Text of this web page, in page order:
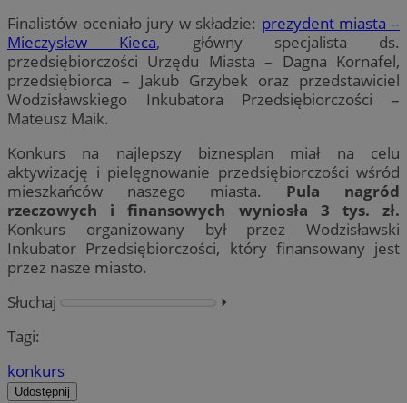
Finalistów oceniało jury w składzie: prezydent miasta –
Mieczysław Kieca, główny specjalista ds.
przedsiębiorczości Urzędu Miasta – Dagna Kornafel,
przedsiębiorca – Jakub Grzybek oraz przedstawiciel
Wodzisławskiego Inkubatora Przedsiębiorczości –
Mateusz Maik.
Konkurs na najlepszy biznesplan miał na celu
aktywizację i pielęgnowanie przedsiębiorczości wśród
mieszkańców naszego miasta. Pula nagród
rzeczowych i finansowych wyniosła 3 tys. zł.
Konkurs organizowany był przez Wodzisławski
Inkubator Przedsiębiorczości, który finansowany jest
przez nasze miasto.
Słuchaj
⏵︎
Tagi:
konkurs
Udostępnij